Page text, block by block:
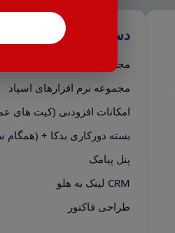
دسترسی سریع
مجموعه نرم افزارهای هلو
مجموعه نرم افزارهای اسپاد
امکانات افزودنی (کیت های
بسته دورکاری بدکا + (همگام
پنل پیامک
CRM لینک به هلو
طراحی فاکتور